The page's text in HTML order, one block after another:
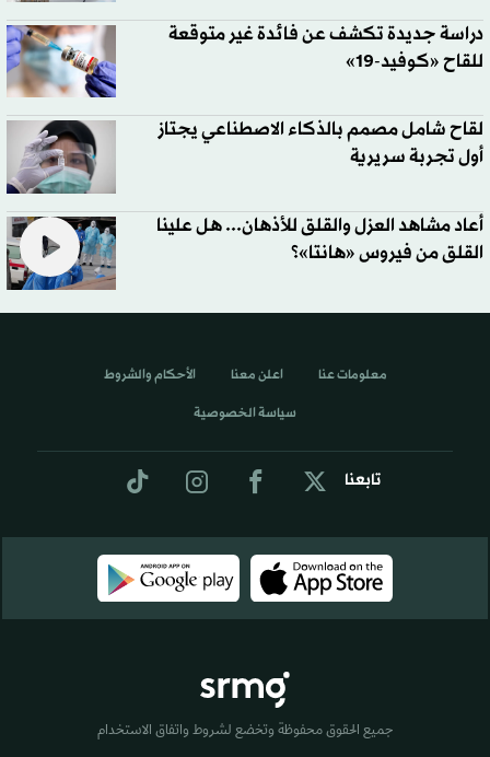
دراسة جديدة تكشف عن فائدة غير متوقعة
للقاح «كوفيد-19»
لقاح شامل مصمم بالذكاء الاصطناعي يجتاز
أول تجربة سريرية
أعاد مشاهد العزل والقلق للأذهان... هل علينا
القلق من فيروس «هانتا»؟
تابعنا
معلومات عنا اعلن معنا الأحكام والشروط
سياسة الخصوصية
جميع الحقوق محفوظة وتخضع لشروط واتفاق الاستخدام